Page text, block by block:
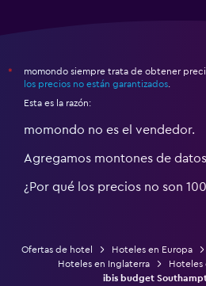
*
momondo siempre trata de obtener
los precios no están garantizados
Esta es la razón:
momondo no es el vendedor.
Agregamos montones de
¿Por qué los precios no son
Ofertas de hotel Hoteles en Europa
Hoteles en Inglaterra
Hoteles
ibis budget